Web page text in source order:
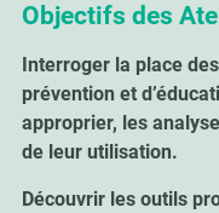
Objectifs des
Interroger la place
prévention et
approprier, les
de leur utilisation.
Découvrir les outils